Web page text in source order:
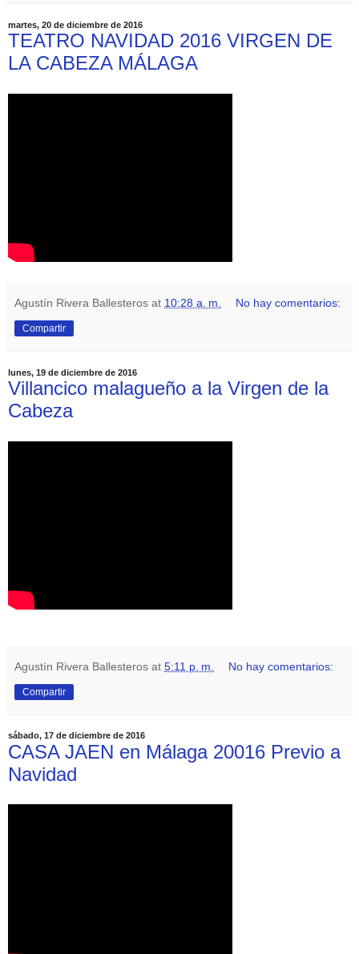
martes, 20 de diciembre de 2016
TEATRO NAVIDAD 2016 VIRGEN DE
LA CABEZA MÁLAGA
Agustín Rivera Ballesteros at 10:28 a. m. No hay comentarios:
Compartir
lunes, 19 de diciembre de 2016
Villancico malagueño a la Virgen de la
Cabeza
Agustín Rivera Ballesteros at 5:11 p. m. No hay comentarios:
Compartir
sábado, 17 de diciembre de 2016
CASA JAEN en Málaga 20016 Previo a
Navidad